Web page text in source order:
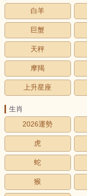
白羊
巨蟹
天秤
摩羯
上升星座
生肖
2026運勢
虎
蛇
猴